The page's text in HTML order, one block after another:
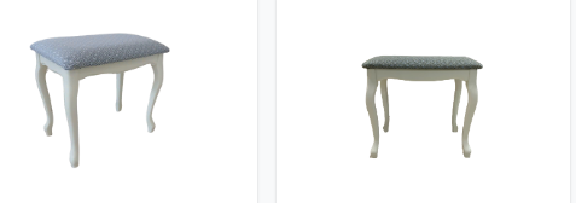
40 см 40 см